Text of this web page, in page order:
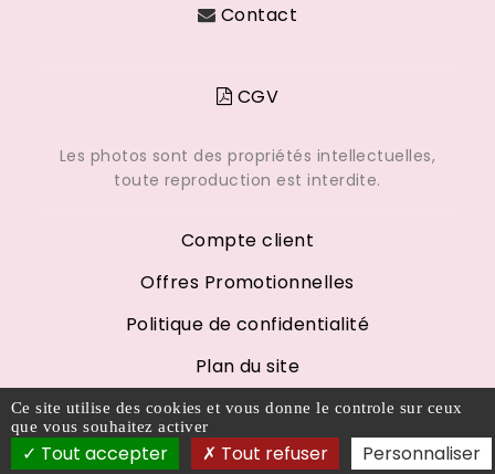
Contact
CGV
Les photos sont des propriétés intellectuelles,
toute reproduction est interdite.
Compte client
Offres Promotionnelles
Politique de confidentialité
Plan du site
Mentions légales
Ce site utilise des cookies et vous donne le controle sur ceux
que vous souhaitez activer
Tout accepter Tout refuser Personnaliser